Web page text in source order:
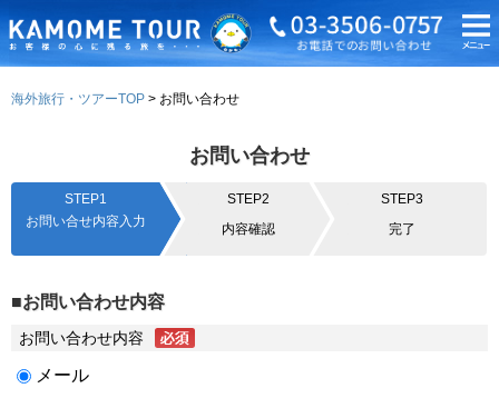
海外旅行・ツアーTOP お問い合わせ
お問い合わせ
STEP1
お問い合せ内容入力
STEP2
内容確認
STEP3
完了
■お問い合わせ内容
お問い合わせ内容
メール